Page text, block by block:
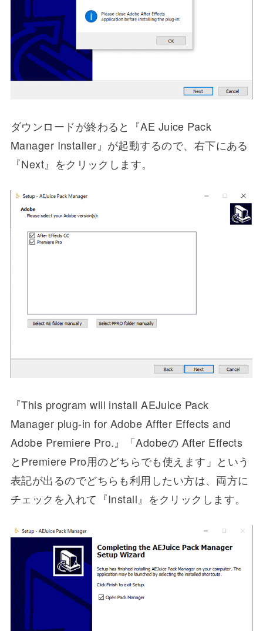
ダウンロードが終わると『AE Juice Pack
Manager Installer』が起動するので、右下にある
『Next』をクリックします。
『This program will install AEJuice Pack
Manager plug-in for Adobe Affter Effects and
Adobe Premiere Pro.』「Adobeの After Effects
とPremiere Pro用のどちらでも使えます」という
表記が出るのでどちらも利用したい方は、両方に
チェックを入れて『Install』をクリックします。